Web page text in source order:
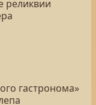
реликвии
гастронома»